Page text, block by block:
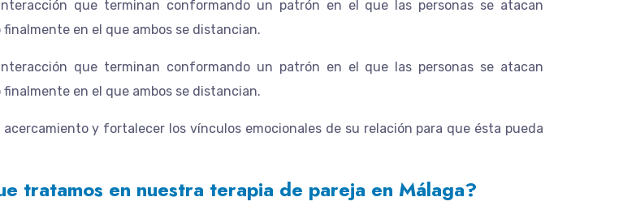
que terminan conformando un patrón en el que las personas se atacan
en el que ambos se distancian.
que terminan conformando un patrón en el que las personas se atacan
en el que ambos se distancian.
y fortalecer los vínculos emocionales de su relación para que ésta pueda
tratamos en nuestra terapia de pareja en Málaga?